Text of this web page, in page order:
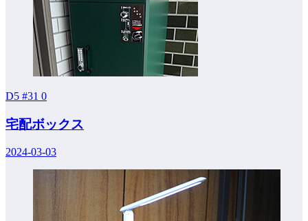
D5 #31 0
宅配ボックス
2024-03-03